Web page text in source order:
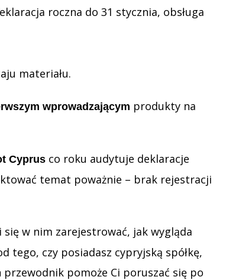
roczna do 31 stycznia, obsługa
materiału.
wprowadzającym produkty na
Cyprus co roku audytuje deklaracje
temat poważnie – brak rejestracji
się w nim zarejestrować, jak wygląda
tego, czy posiadasz cypryjską spółkę,
pomoże Ci poruszać się po